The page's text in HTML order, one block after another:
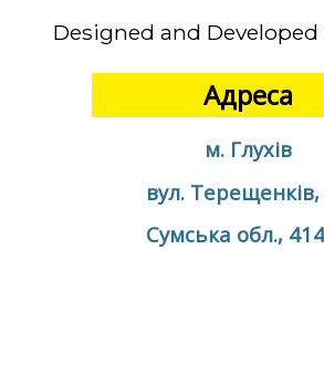
Designed and Developed
Адреса
м. Глухів
вул.
Сумська обл.,